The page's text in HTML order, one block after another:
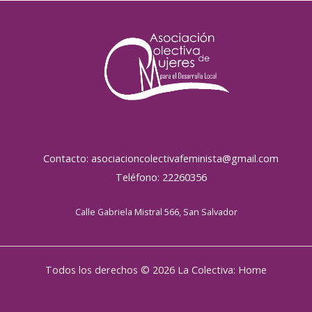
Contacto: asociacioncolectivafeminista@gmail.com
Teléfono: 22260356
Calle Gabriela Mistral 566, San Salvador
Todos los derechos © 2026 La Colectiva: Home